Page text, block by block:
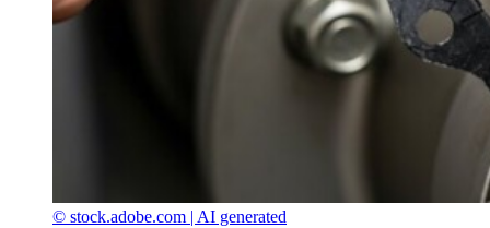
© stock.adobe.com | AI generated